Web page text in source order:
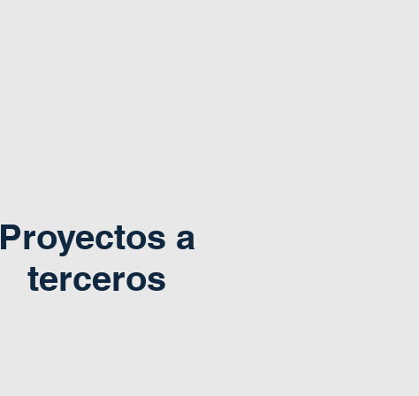
Proyectos a
terceros